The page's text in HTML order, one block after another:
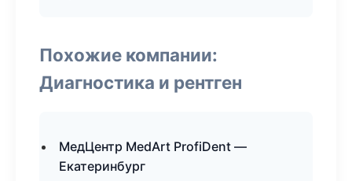
Похожие компании:
Диагностика и рентген
МедЦентр MedArt ProfiDent —
Екатеринбург